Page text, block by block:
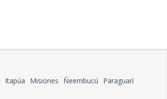
Itapúa Misiones Ñeembucú
Paraguarí